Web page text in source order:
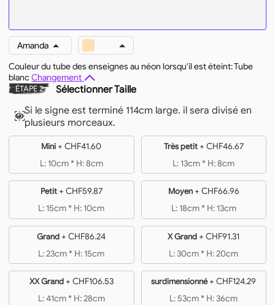
Amanda
Couleur du tube des enseignes au néon lorsqu'il est éteint: Tube
blancChangement
ÉTAPE 2 Sélectionner Taille
Si le signe est terminé 114cm large. il sera divisé en
plusieurs morceaux.
Mini + CHF41.60
L: 10cm * H: 8cm
Très petit + CHF46.67
L: 13cm * H: 8cm
Petit + CHF59.87
L: 15cm * H: 10cm
Moyen + CHF66.96
L: 18cm * H: 13cm
Grand + CHF86.24
L: 23cm * H: 15cm
X Grand + CHF91.31
L: 30cm * H: 20cm
XX Grand + CHF106.53
L: 41cm * H: 28cm
surdimensionné+ CHF124.29
L: 53cm * H: 36cm